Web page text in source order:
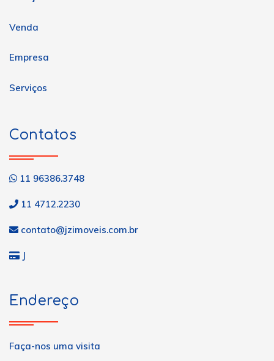
Venda
Empresa
Serviços
Contatos
11 96386.3748
11 4712.2230
contato@jzimoveis.com.br
J
Endereço
Faça-nos uma visita